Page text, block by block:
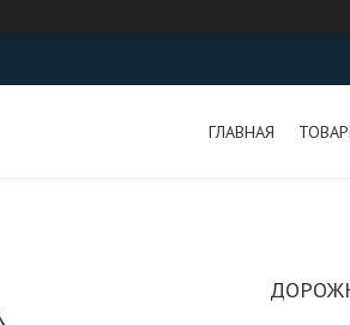
ГЛАВНАЯ